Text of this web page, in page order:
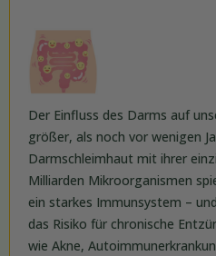
Der Einfluss des Darms auf
größer, als noch vor wenigen
Darmschleimhaut mit ihrer
Milliarden Mikroorganismen
ein starkes Immunsystem –
das Risiko für chronische
wie Akne,